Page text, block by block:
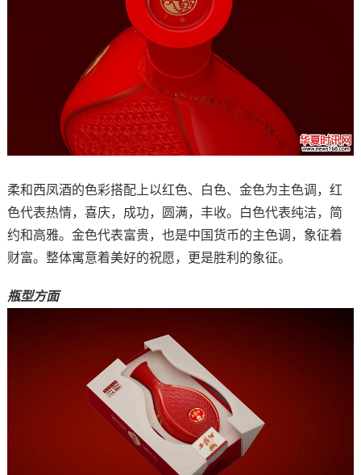
柔和西凤酒的色彩搭配上以红色、白色、金色为主色调，红
色代表热情，喜庆，成功，圆满，丰收。白色代表纯洁，简
约和高雅。金色代表富贵，也是中国货币的主色调，象征着
财富。整体寓意着美好的祝愿，更是胜利的象征。
瓶型方面